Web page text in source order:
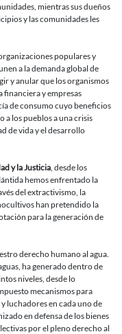
mientras sus dueños
y las comunidades les
populares y
a la demanda global de
y anular que los organismos
financiera y empresas
de consumo cuyo beneficios
a los pueblos a una crisis
de vida y el desarrollo
y la Justicia , desde los
hemos enfrentado la
del extractivismo, la
han pretendido la
para la generación de
derecho humano al agua.
ha generado dentro de
niveles, desde lo
mecanismos para
luchadores en cada uno de
en defensa de los bienes
por el pleno derecho al